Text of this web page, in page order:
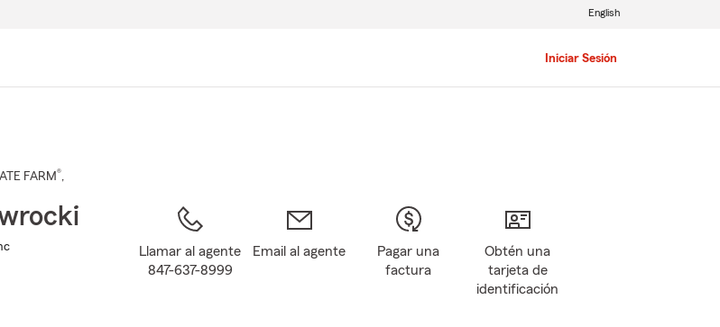
Iniciar Sesión
English
FARM®,
Llamar al agente
847-637-8999
Email al agente
Pagar una
factura
Obtén una
tarjeta de
identificación